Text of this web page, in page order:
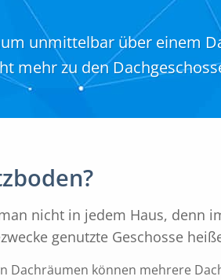
unmittelbar über einem
mehr zu den
nicht in jedem Haus, denn
genutzte Geschosse
Dachräumen können mehrere